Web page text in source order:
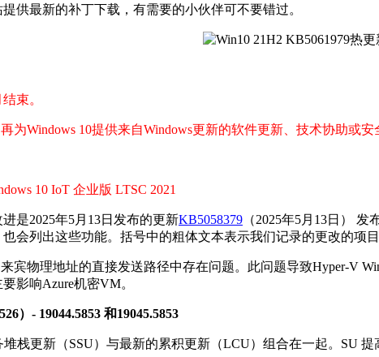
供最新的补丁下载，有需要的小伙伴可不要错过。
束。
Windows 10提供来自Windows更新的软件更新、技术协助或安
10 IoT 企业版 LTSC 2021
2025年5月13日发布的更新KB5058379 （2025年5月13日）
会列出这些功能。括号中的粗体文本表示我们记录的更改的项目
物理地址的直接发送路径中存在问题。此问题导致Hyper-V
影响Azure机密VM。
- 19044.5853 和19045.5853
更新（SSU）与最新的累积更新（LCU）组合在一起。SU 提